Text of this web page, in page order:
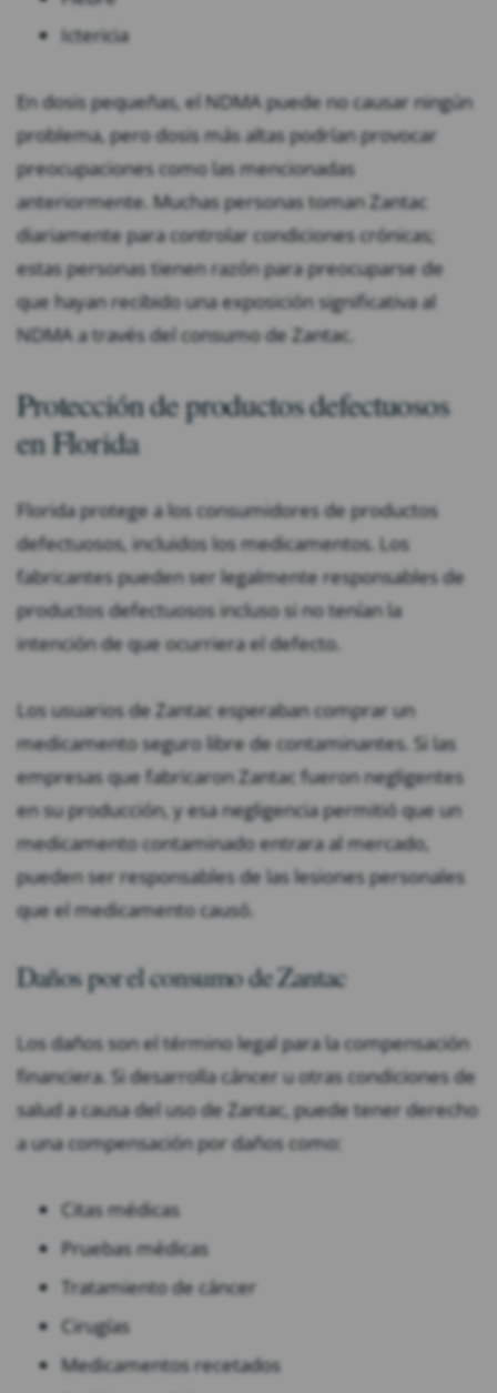
Ictericia
En dosis pequeñas, el NDMA puede no causar ningún
problema, pero dosis más altas podrían provocar
preocupaciones como las mencionadas
anteriormente. Muchas personas toman Zantac
diariamente para controlar condiciones crónicas;
estas personas tienen razón para preocuparse de
que hayan recibido una exposición significativa al
NDMA a través del consumo de Zantac.
Protección de productos defectuosos
en Florida
Florida protege a los consumidores de productos
defectuosos, incluidos los medicamentos. Los
fabricantes pueden ser legalmente responsables de
productos defectuosos incluso si no tenían la
intención de que ocurriera el defecto.
Los usuarios de Zantac esperaban comprar un
medicamento seguro libre de contaminantes. Si las
empresas que fabricaron Zantac fueron negligentes
en su producción, y esa negligencia permitió que un
medicamento contaminado entrara al mercado,
pueden ser responsables de las lesiones personales
que el medicamento causó.
Daños por el consumo de Zantac
Los daños son el término legal para la compensación
financiera. Si desarrolla cáncer u otras condiciones de
salud a causa del uso de Zantac, puede tener derecho
a una compensación por daños como:
Citas médicas
Pruebas médicas
Tratamiento de cáncer
Cirugías
Medicamentos recetados